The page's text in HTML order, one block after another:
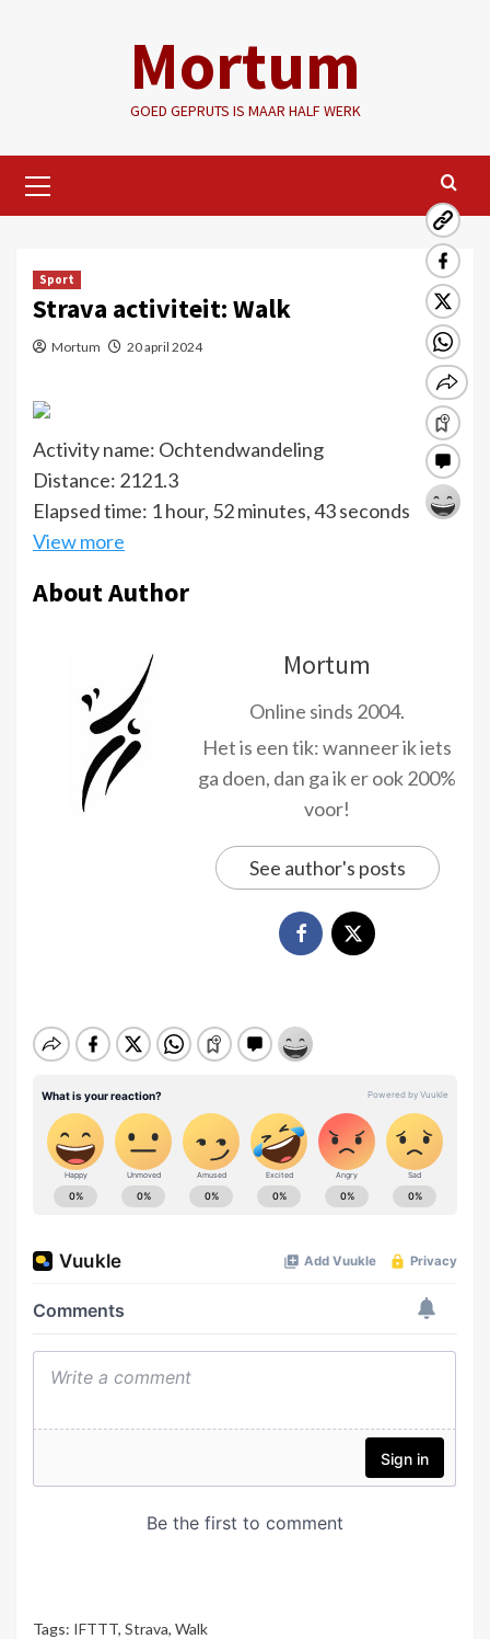
Mortum
GOED GEPRUTS IS MAAR HALF WERK
menu
Sport
Strava activiteit: Walk
Mortum 20 april 2024
Activity name: Ochtendwandeling
Distance: 2121.3
Elapsed time: 1 hour, 52 minutes, 43 seconds
View more
About Author
Mortum
Online sinds 2004.
Het is een tik: wanneer ik iets
ga doen, dan ga ik er ook 200%
voor!
See author's posts
Tags: IFTTT, Strava, Walk